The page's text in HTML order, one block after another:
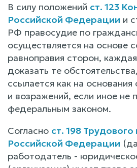
В силу положений ст. 123
Российской Федерации и
РФ правосудие по
осуществляется на основе
равноправия сторон,
доказать те
ссылается как на основания
и возражений, если иное не
федеральным законом.
Согласно ст. 198 Трудового
Российской Федерации
работодатель -